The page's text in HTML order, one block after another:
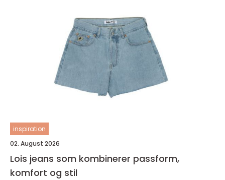
inspiration
02. August 2026
Lois jeans som kombinerer passform,
komfort og stil